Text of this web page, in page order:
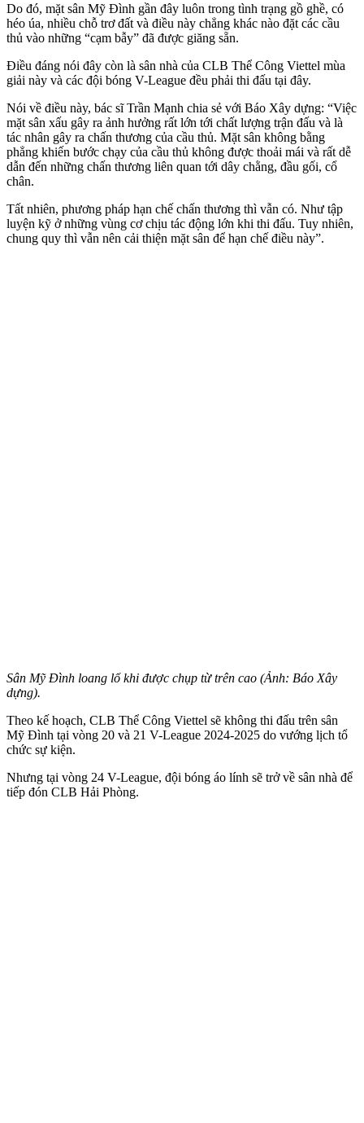
Do đó, mặt sân Mỹ Đình gần đây luôn trong tình trạng gồ ghề, có
héo úa, nhiều chỗ trơ đất và điều này chẳng khác nào đặt các cầu
thủ vào những “cạm bẫy” đã được giăng sẵn.
Điều đáng nói đây còn là sân nhà của CLB Thể Công Viettel mùa
giải này và các đội bóng V-League đều phải thi đấu tại đây.
Nói về điều này, bác sĩ Trần Mạnh chia sẻ với Báo Xây dựng: “Việc
mặt sân xấu gây ra ảnh hưởng rất lớn tới chất lượng trận đấu và là
tác nhân gây ra chấn thương của cầu thủ. Mặt sân không bằng
phẳng khiến bước chạy của cầu thủ không được thoải mái và rất dễ
dẫn đến những chấn thương liên quan tới dây chằng, đầu gối, cổ
chân.
Tất nhiên, phương pháp hạn chế chấn thương thì vẫn có. Như tập
luyện kỹ ở những vùng cơ chịu tác động lớn khi thi đấu. Tuy nhiên,
chung quy thì vẫn nên cải thiện mặt sân để hạn chế điều này”.
Sân Mỹ Đình loang lổ khi được chụp từ trên cao (Ảnh: Báo Xây
dựng).
Theo kế hoạch, CLB Thể Công Viettel sẽ không thi đấu trên sân
Mỹ Đình tại vòng 20 và 21 V-League 2024-2025 do vướng lịch tổ
chức sự kiện.
Nhưng tại vòng 24 V-League, đội bóng áo lính sẽ trở về sân nhà để
tiếp đón CLB Hải Phòng.